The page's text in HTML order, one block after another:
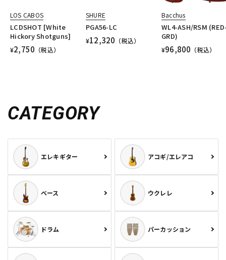
LOS CABOS
LCDSHOT [White
Hickory Shotguns]
¥2,750 （税込）
SHURE
PGA56-LC
¥12,320 （税込）
Bacchus
WL4-ASH/RSM
GRD)
¥96,800 （税込）
CATEGORY
エレキギター アコギ/エレアコ
ベース ウクレレ
ドラム パーカッション